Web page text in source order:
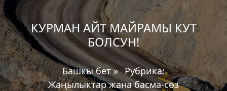
КУРМАН АЙТ МАЙРАМЫ КУТ
БОЛСУН!
Башкы бет» Рубрика:
Жаңылыктар жана басма-сөз